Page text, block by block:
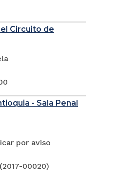
Circuito de
- Sala Penal
por aviso
00020)